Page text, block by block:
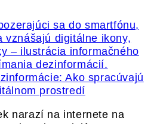
Ako spracúvajú
prostredí
narazí na internete na